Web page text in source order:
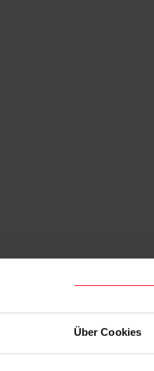
Über Cookies